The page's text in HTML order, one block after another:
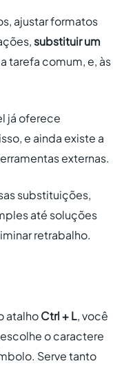
ajustar formatos
substituir um
tarefa comum, e, às
já oferece
e ainda existe a
externas.
substituições,
até soluções
retrabalho.
atalhoCtrl + L, você
o caractere
Serve tanto